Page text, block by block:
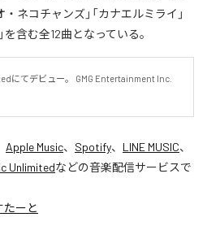
ネコチャンズ」「カナエルミライ」
を含む全12曲となっている。
にてデビュー。 GMG Entertainment Inc.
Apple Music、 Spotify、 LINE MUSIC、
Unlimitedなどの音楽配信サービスで
たーと